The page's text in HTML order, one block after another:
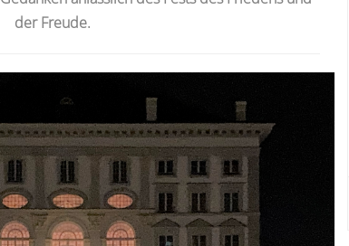
der Freude.